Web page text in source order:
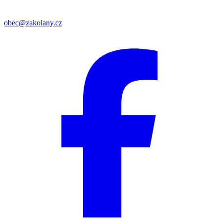
obec@zakolany.cz